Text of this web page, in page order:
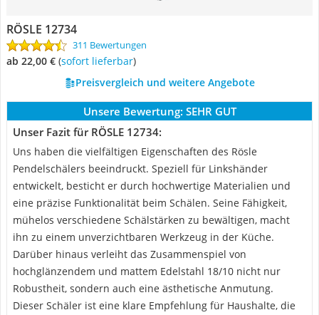
RÖSLE 12734
311 Bewertungen
ab 22,00 € ( Sofort lieferbar)
Preisvergleich und weitere Angebote
Unsere Bewertung: SEHR GUT
Unser Fazit für RÖSLE 12734:
Uns haben die vielfältigen Eigenschaften des Rösle
Pendelschälers beeindruckt. Speziell für Linkshänder
entwickelt, besticht er durch hochwertige Materialien und
eine präzise Funktionalität beim Schälen. Seine Fähigkeit,
mühelos verschiedene Schälstärken zu bewältigen, macht
ihn zu einem unverzichtbaren Werkzeug in der Küche.
Darüber hinaus verleiht das Zusammenspiel von
hochglänzendem und mattem Edelstahl 18/10 nicht nur
Robustheit, sondern auch eine ästhetische Anmutung.
Dieser Schäler ist eine klare Empfehlung für Haushalte, die